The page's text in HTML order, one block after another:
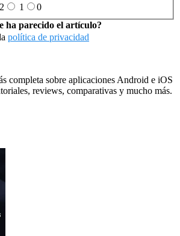
2 1
0
ha parecido el artículo?
política de privacidad
completa sobre aplicaciones Android e iOS
reviews, comparativas y mucho más.